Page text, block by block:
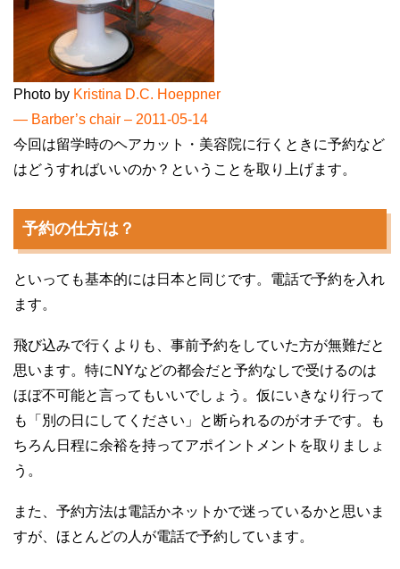
Photo by Kristina D.C. Hoeppner
― Barber’s chair – 2011-05-14
今回は留学時のヘアカット・美容院に行くときに予約など
はどうすればいいのか？ということを取り上げます。
予約の仕方は？
といっても基本的には日本と同じです。電話で予約を入れ
ます。
飛び込みで行くよりも、事前予約をしていた方が無難だと
思います。特にNYなどの都会だと予約なしで受けるのは
ほぼ不可能と言ってもいいでしょう。仮にいきなり行って
も「別の日にしてください」と断られるのがオチです。も
ちろん日程に余裕を持ってアポイントメントを取りましょ
う。
また、予約方法は電話かネットかで迷っているかと思いま
すが、ほとんどの人が電話で予約しています。